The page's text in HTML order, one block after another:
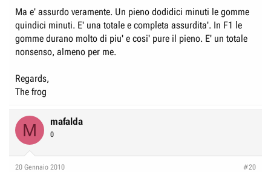
Ma e' assurdo veramente. Un pieno dodidici minuti le gomme
quindici minuti. E' una totale e completa assurdita'. In F1 le
gomme durano molto di piu' e cosi' pure il pieno. E' un totale
nonsenso, almeno per me.
Regards,
The frog
M mafalda
0
20 Gennaio 2010 #20